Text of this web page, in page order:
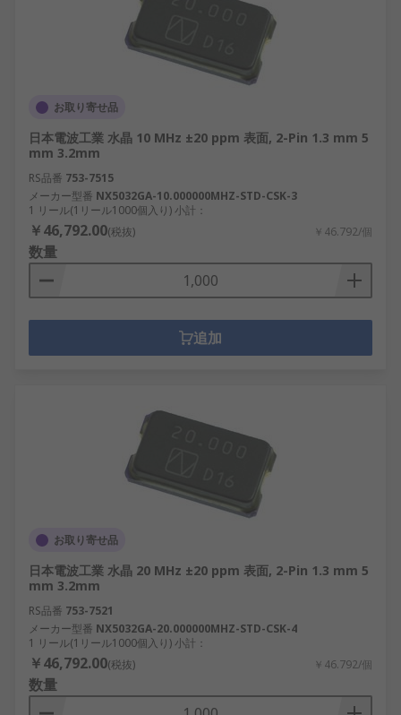
お取り寄せ品
日本電波工業 水晶 10 MHz ±20 ppm 表面, 2-Pin 1.3 mm 5
mm 3.2mm
RS品番 753-7515
メーカー型番 NX5032GA-10.000000MHZ-STD-CSK-3
1 リール(1リール1000個入り) 小計：
￥46,792.00(税抜) ￥46.792/個
数量
追加
お取り寄せ品
日本電波工業 水晶 20 MHz ±20 ppm 表面, 2-Pin 1.3 mm 5
mm 3.2mm
RS品番 753-7521
メーカー型番 NX5032GA-20.000000MHZ-STD-CSK-4
1 リール(1リール1000個入り) 小計：
￥46,792.00(税抜) ￥46.792/個
数量